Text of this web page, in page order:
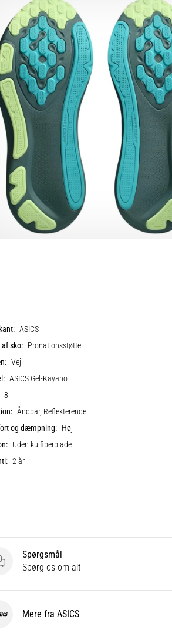
ASICS
af sko: Pronationsstøtte
Vej
ASICS Gel-Kayano
8
Åndbar, Reflekterende
og dæmpning: Høj
Uden kulfiberplade
2 år
Spørgsmål
Spørg os om alt
Mere fra ASICS